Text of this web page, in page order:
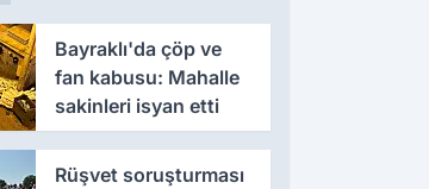
Bayraklı'da çöp ve
fan kabusu: Mahalle
sakinleri isyan etti
Rüşvet soruşturması